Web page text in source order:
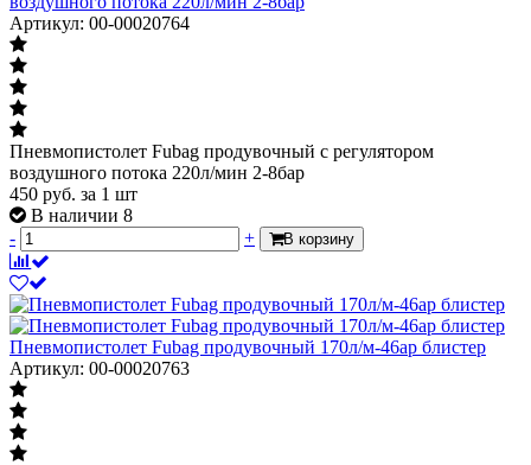
Артикул: 00-00020764
Пневмопистолет Fubag продувочный с регулятором
воздушного потока 220л/мин 2-8бар
450 руб. за 1 шт
В наличии 8
-
+ В корзину
Пневмопистолет Fubag продувочный 170л/м-46ар блистер
Артикул: 00-00020763